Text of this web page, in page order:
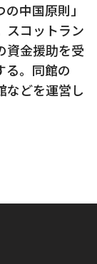
中国原則」
スコットラン
資金援助を受
る。同館の
などを運営し